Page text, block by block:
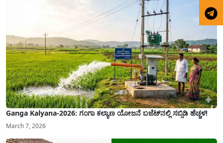
Ganga Kalyana-2026: ಗಂಗಾ ಕಲ್ಯಾಣ ಯೋಜನೆ ಬಜೆಟ್‌ನಲ್ಲಿ ಸಬ್ಸಿಡಿ ಹೆಚ್ಚಳ!
March 7, 2026